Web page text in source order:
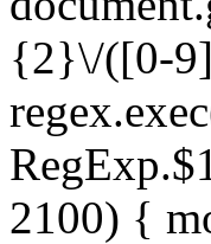
{2}\/([0-
2100) {